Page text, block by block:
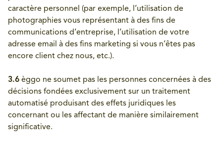
caractère personnel (par exemple, l’utilisation de
photographies vous représentant à des fins de
communications d’entreprise, l’utilisation de votre
adresse email à des fins marketing si vous n’êtes pas
encore client chez nous, etc.).
3.6 èggo ne soumet pas les personnes concernées à des
décisions fondées exclusivement sur un traitement
automatisé produisant des effets juridiques les
concernant ou les affectant de manière similairement
significative.